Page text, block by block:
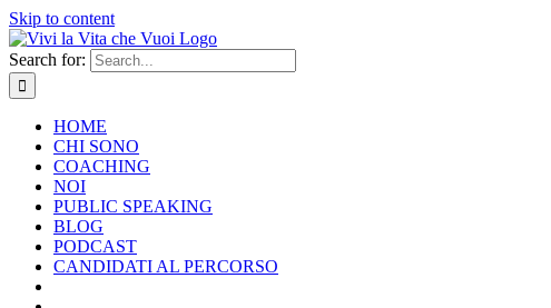
Skip to content
Search for:
HOME
CHI SONO
COACHING
NOI
PUBLIC SPEAKING
BLOG
PODCAST
CANDIDATI AL PERCORSO